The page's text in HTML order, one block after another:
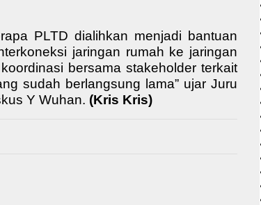
PLTD dialihkan menjadi bantuan
jaringan rumah ke jaringan
bersama stakeholder terkait
sudah berlangsung lama” ujar Juru
Y Wuhan. (Kris Kris)